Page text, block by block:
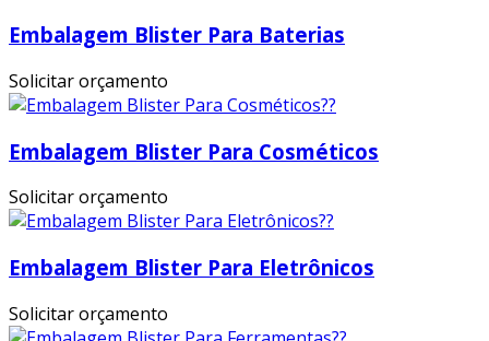
Embalagem Blister Para Baterias
Solicitar orçamento
Embalagem Blister Para Cosméticos
Solicitar orçamento
Embalagem Blister Para Eletrônicos
Solicitar orçamento